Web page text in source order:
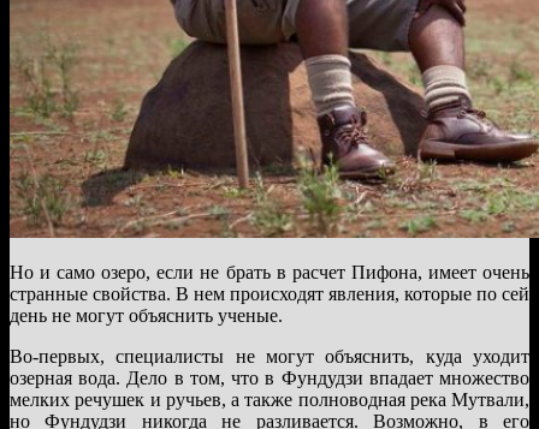
Но и само озеро, если не брать в расчет Пифона, имеет очень
странные свойства. В нем происходят явления, которые по сей
день не могут объяснить ученые.
Во-первых, специалисты не могут объяснить, куда уходит
озерная вода. Дело в том, что в Фундудзи впадает множество
мелких речушек и ручьев, а также полноводная река Мутвали,
но Фундудзи никогда не разливается. Возможно, в его